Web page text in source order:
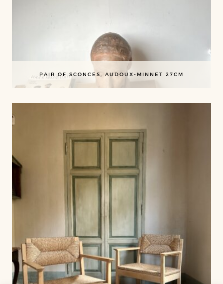
PAIR OF SCONCES, AUDOUX-MINNET 27CM